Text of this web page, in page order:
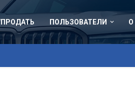
ПОЛЬЗОВАТЕЛИ О